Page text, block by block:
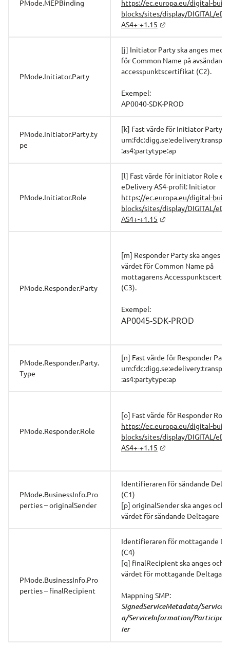
PMode.MEPBinding
https://ec.europa.eu/digital-
blocks/sites/display/DIGITAL/
AS4+-+1.15
PMode.Initiator.Party
[j] Initiator Party ska anges med
för Common Name på
accesspunktscertifikat (C2).
Exempel:
AP0040-SDK-PROD
PMode.Initiator.Party.ty
pe
[k] Fast värde för Initiator Party
:as4:partytype:ap
PMode.Initiator.Role
[l] Fast värde för initiator Role
eDelivery AS4-profil: Initiator
https://ec.europa.eu/digital-
blocks/sites/display/DIGITAL/
AS4+-+1.15
PMode.Responder.Party
[m] Responder Party ska anges
värdet för Common Name på
mottagarens
(C3).
Exempel:
AP0045-SDK-PROD
PMode.Responder.Party.
Type
[n] Fast värde för Responder
:as4:partytype:ap
PMode.Responder.Role
[o] Fast värde för Responder Role:
https://ec.europa.eu/digital-
blocks/sites/display/DIGITAL/
AS4+-+1.15
PMode.BusinessInfo.Pro
perties – originalSender
Identifieraren för sändande
(C1)
[p] originalSender ska anges och
värdet för sändande Deltagare
PMode.BusinessInfo.Pro
perties – finalRecipient
Identifieraren för mottagande
(C4)
[q] finalRecipient ska anges och
värdet för mottagande Deltagare
Mappning SMP:
SignedServiceMetadata/
a/ServiceInformation/
ier